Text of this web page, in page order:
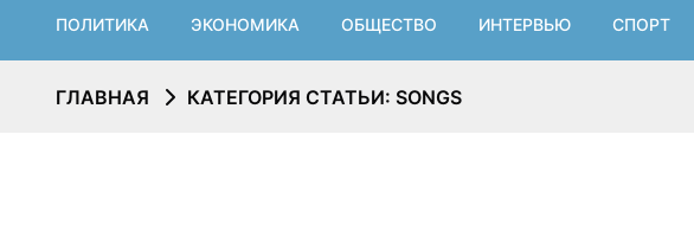
ПОЛИТИКА ЭКОНОМИКА ОБЩЕСТВО ИНТЕРВЬЮ СПОРТ
ГЛАВНАЯ КАТЕГОРИЯ СТАТЬИ: SONGS